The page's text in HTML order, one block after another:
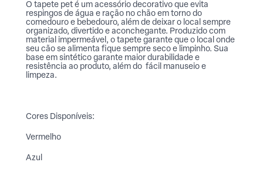
O tapete pet é um acessório decorativo que evita
respingos de água e ração no chão em torno do
comedouro e bebedouro, além de deixar o local sempre
organizado, divertido e aconchegante. Produzido com
material impermeável, o tapete garante que o local onde
seu cão se alimenta fique sempre seco e limpinho. Sua
base em sintético garante maior durabilidade e
resistência ao produto, além do fácil manuseio e
limpeza.
Cores Disponíveis:
Vermelho
Azul